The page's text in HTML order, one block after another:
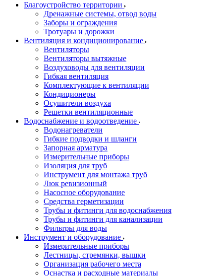
Благоустройство территории
Дренажные системы, отвод воды
Заборы и ограждения
Тротуары и дорожки
Вентиляция и кондиционирование
Вентиляторы
Вентиляторы вытяжные
Воздуховоды для вентиляции
Гибкая вентиляция
Комплектующие к вентиляции
Кондиционеры
Осушители воздуха
Решетки вентиляционные
Водоснабжение и водоотведение
Водонагреватели
Гибкие подводки и шланги
Запорная арматура
Измерительные приборы
Изоляция для труб
Инструмент для монтажа труб
Люк ревизионный
Насосное оборудование
Средства герметизации
Трубы и фитинги для водоснабжения
Трубы и фитинги для канализации
Фильтры для воды
Инструмент и оборудование
Измерительные приборы
Лестницы, стремянки, вышки
Организация рабочего места
Оснастка и расходные материалы